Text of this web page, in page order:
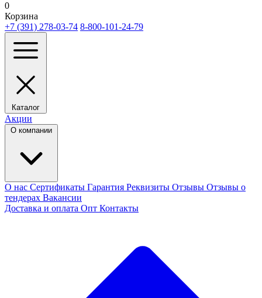
0
Корзина
+7 (391) 278-03-74 8-800-101-24-79
Каталог
Акции
О компании
О нас Сертификаты Гарантия Реквизиты Отзывы Отзывы о
тендерах Вакансии
Доставка и оплата Опт Контакты